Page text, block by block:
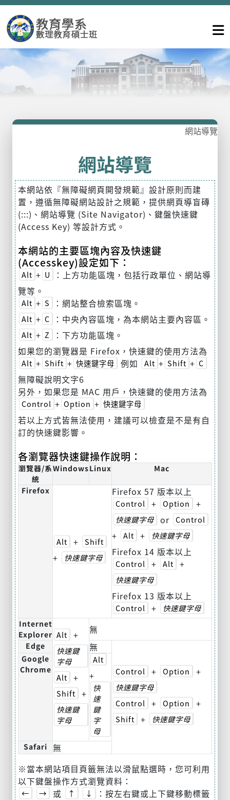
網站導覽
網站導覽
本網站依『無障礙網頁開發規範』設計原則而建
置，遵循無障礙網站設計之規範，提供網頁導盲磚
(:::)、網站導覽 (Site Navigator)、鍵盤快速鍵
(Access Key) 等設計方式。
本網站的主要區塊內容及快速鍵
(Accesskey)設定如下：
Alt + U
：上方功能區塊，包括行政單位、網站導
覽等。
Alt + S ：網站整合檢索區塊。
Alt + C ：中央內容區塊，為本網站主要內容區。
Alt + Z
：下方功能區塊。
如果您的瀏覽器是 Firefox，快速鍵的使用方法為
Alt + Shift + 快速鍵字母 例如 Alt + Shift + C
無障礙說明文字6
另外，如果您是 MAC 用戶，快速鍵的使用方法為
Control + Option + 快速鍵字母
若以上方式皆無法使用，建議可以檢查是不是有自
訂的快速鍵影響。
各瀏覽器快速鍵操作說明：
瀏覽器/系
統
WindowsLinux Mac
Firefox
Alt + Shift
+ 快速鍵字母
Firefox 57 版本以上
Control + Option +
快速鍵字母 or Control
+ Alt + 快速鍵字母
Firefox 14 版本以上
Control + Alt +
快速鍵字母
Firefox 13 版本以上
Control + 快速鍵字母
Internet
Explorer Alt +
快速鍵
字母
Alt
+
Shift +
快速鍵
字母
無
Edge 無
Control + Option +
快速鍵字母
Control
+ Option +
Shift + 快速鍵字母
Google
Chrome
Alt
+
快
速
鍵
字
母
Safari
無
※當本網站項目頁籤無法以滑鼠點選時，您可利用
以下鍵盤操作方式瀏覽資料：
← → 或 ↑ ↓
：按左右鍵或上下鍵移動標籤